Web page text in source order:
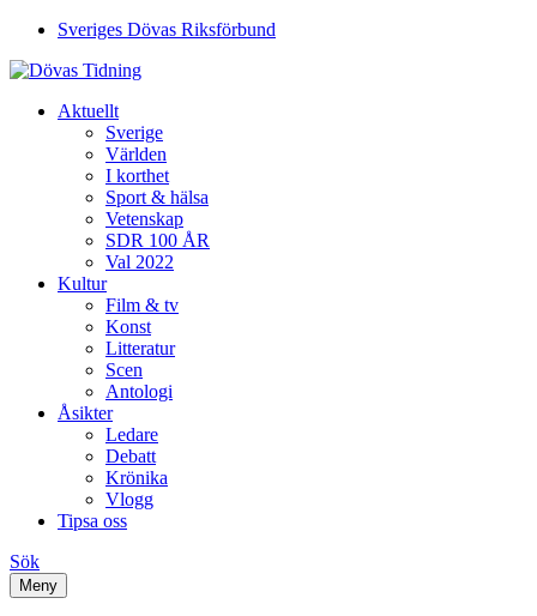
Sveriges Dövas Riksförbund
Aktuellt
Sverige
Världen
I korthet
Sport & hälsa
Vetenskap
SDR 100 ÅR
Val 2022
Kultur
Film & tv
Konst
Litteratur
Scen
Antologi
Åsikter
Ledare
Debatt
Krönika
Vlogg
Tipsa oss
Sök
Meny